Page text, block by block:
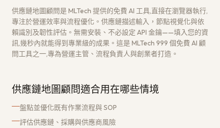
供應鏈地圖顧問是 MLTech 提供的免費 AI 工具,直接在瀏覽器執行,
專注於營運效率與流程優化。供應鏈描述輸入，節點視覺化與依
賴識別及韌性評估。無需安裝、不必設定 API 金鑰——填入您的資
訊,幾秒內就能得到專業級的成果。這是 MLTech 999 個免費 AI 顧
問工具之一,專為營運主管、流程負責人與創業者打造。
供應鏈地圖顧問適合用在哪些情境
盤點並優化既有作業流程與 SOP
評估供應鏈、採購與供應商風險